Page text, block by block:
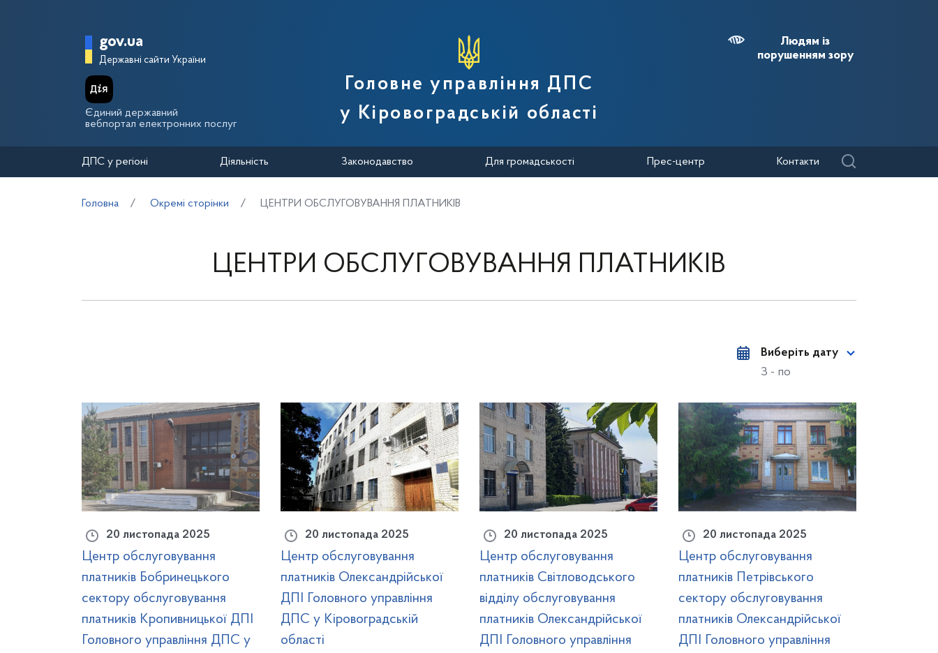
Головна сторінка Державної податкової служби України
gov.ua
Державні сайти України
Єдиний державний
вебпортал електронних послуг
Головне управління ДПС
у Кіровоградській області
Людям із
порушенням зору
ДПС у регіоні Діяльність Законодавство Для громадськості Прес-центр Контакти
Головна Окремі сторінки ЦЕНТРИ ОБСЛУГОВУВАННЯ ПЛАТНИКІВ
ЦЕНТРИ ОБСЛУГОВУВАННЯ ПЛАТНИКІВ
Виберіть дату
З - по
20 листопада 2025
Центр обслуговування
платників Бобринецького
сектору обслуговування
платників Кропивницької ДПІ
Головного управління ДПС у
20 листопада 2025
Центр обслуговування
платників Олександрійської
ДПІ Головного управління
ДПС у Кіровоградській
області
20 листопада 2025
Центр обслуговування
платників Світловодського
відділу обслуговування
платників Олександрійської
ДПІ Головного управління
20 листопада 2025
Центр обслуговування
платників Петрівського
сектору обслуговування
платників Олександрійської
ДПІ Головного управління